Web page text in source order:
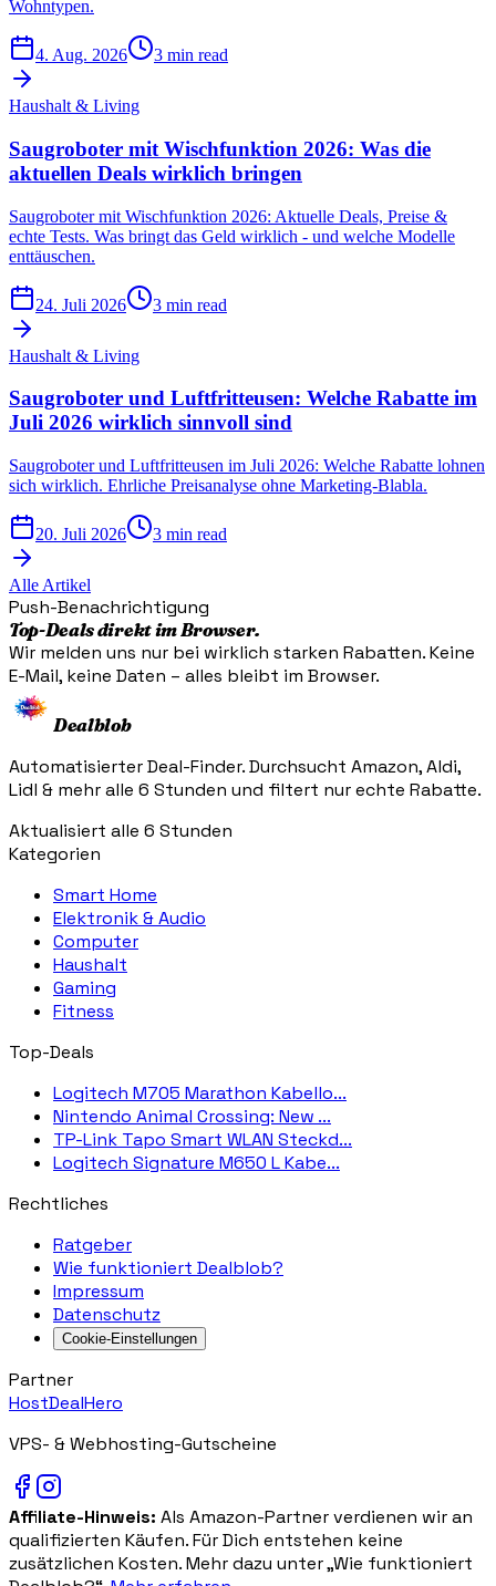
Wohntypen.
4. Aug. 2026 3 min read
Haushalt & Living
Saugroboter mit Wischfunktion 2026: Was die
aktuellen Deals wirklich bringen
Saugroboter mit Wischfunktion 2026: Aktuelle Deals, Preise &
echte Tests. Was bringt das Geld wirklich - und welche Modelle
enttäuschen.
24. Juli 2026 3 min read
Haushalt & Living
Saugroboter und Luftfritteusen: Welche Rabatte im
Juli 2026 wirklich sinnvoll sind
Saugroboter und Luftfritteusen im Juli 2026: Welche Rabatte lohnen
sich wirklich. Ehrliche Preisanalyse ohne Marketing-Blabla.
20. Juli 2026 3 min read
Alle Artikel
Push-Benachrichtigung
Top-Deals direkt im Browser.
Wir melden uns nur bei wirklich starken Rabatten. Keine
E-Mail, keine Daten – alles bleibt im Browser.
Dealblob
Automatisierter Deal-Finder. Durchsucht Amazon, Aldi,
Lidl & mehr alle 6 Stunden und filtert nur echte Rabatte.
Aktualisiert alle 6 Stunden
Kategorien
Smart Home
Elektronik & Audio
Computer
Haushalt
Gaming
Fitness
Top-Deals
Logitech M705 Marathon Kabello...
Nintendo Animal Crossing: New ...
TP-Link Tapo Smart WLAN Steckd...
Logitech Signature M650 L Kabe...
Rechtliches
Ratgeber
Wie funktioniert Dealblob?
Impressum
Datenschutz
Cookie-Einstellungen
Partner
HostDealHero
VPS- & Webhosting-Gutscheine
Affiliate-Hinweis: Als Amazon-Partner verdienen wir an
qualifizierten Käufen. Für Dich entstehen keine
zusätzlichen Kosten. Mehr dazu unter „Wie funktioniert